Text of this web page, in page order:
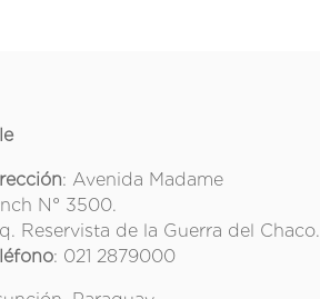
: Avenida Madame
N° 3500.
Reservista de la Guerra del Chaco.
: 021 2879000